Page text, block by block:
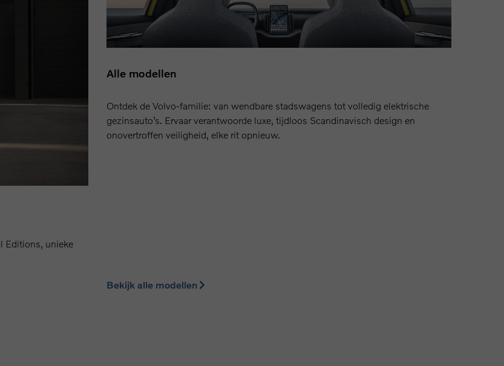
Editions, unieke
Alle modellen
Ontdek de Volvo-familie: van wendbare stadswagens tot volledig elektrische
gezinsauto’s. Ervaar verantwoorde luxe, tijdloos Scandinavisch design en
onovertroffen veiligheid, elke rit opnieuw.
Bekijk alle modellen